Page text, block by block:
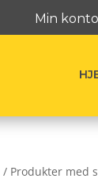
Min konto
/ Produkter med